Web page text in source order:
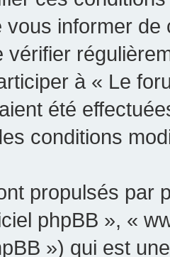
vous informer
vérifier
à « Le
été
conditions
propulsés par
phpBB », «
») qui est